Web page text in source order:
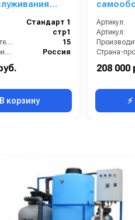
Стандарт 1
стр1
Производительность (л/мин):
15
Страна-производитель:
Россия
Рабочее давление (бар):
В корзину
Артикул:
Артикул:
Гарантия:
208 000